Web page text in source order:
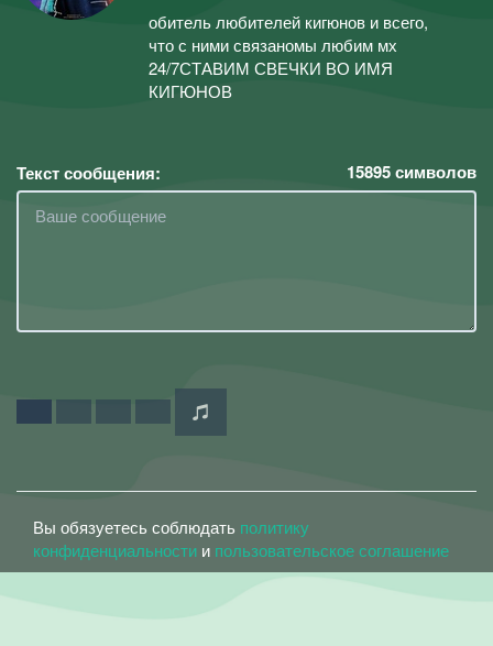
обитель любителей кигюнов и всего,
что с ними связаномы любим мх
24/7СТАВИМ СВЕЧКИ ВО ИМЯ
КИГЮНОВ
Текст сообщения: 15895символов
Вы обязуетесь соблюдать политику
конфиденциальности и пользовательское соглашение